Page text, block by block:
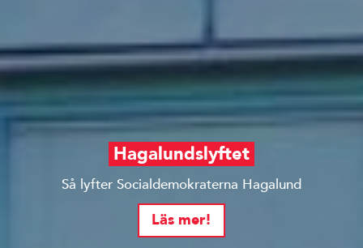
Hagalundslyftet
Så lyfter Socialdemokraterna Hagalund
Läs mer!